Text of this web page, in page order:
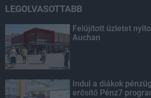
LEGOLVASOTTABB
Felújított üzletet
Auchan
Indul a diákok
erősítő Pénz7